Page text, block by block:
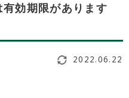
効期限があります
2022.06.22